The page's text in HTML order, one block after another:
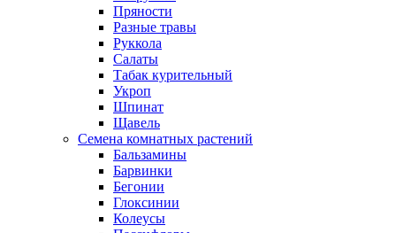
Пряности
Разные травы
Руккола
Салаты
Табак курительный
Укроп
Шпинат
Щавель
Семена комнатных растений
Бальзамины
Барвинки
Бегонии
Глоксинии
Колеусы